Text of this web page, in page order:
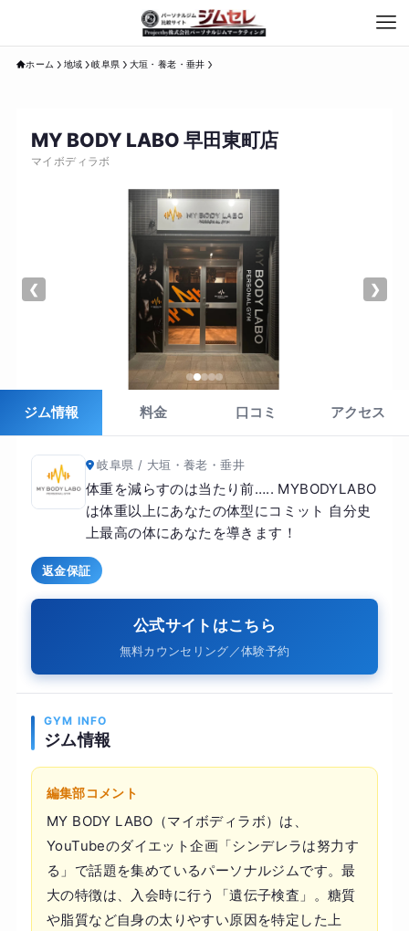
ホーム 地域 岐阜県 大垣・養老・垂井
MY BODY LABO 早田東町店
マイボディラボ
❮ ❯
ジム情報 料金 口コミ アクセス
岐阜県 / 大垣・養老・垂井
体重を減らすのは当たり前….. MYBODYLABO
は体重以上にあなたの体型にコミット 自分史
上最高の体にあなたを導きます！
返金保証
公式サイトはこちら
無料カウンセリング／体験予約
GYM INFO
ジム情報
編集部コメント
MY BODY LABO（マイボディラボ）は、
YouTubeのダイエット企画「シンデレラは努力す
る」で話題を集めているパーソナルジムです。最
大の特徴は、入会時に行う「遺伝子検査」。糖質
や脂質など自身の太りやすい原因を特定した上